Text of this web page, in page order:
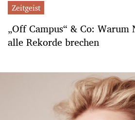
Zeitgeist
„Off Campus“ & Co: Warum
alle Rekorde brechen